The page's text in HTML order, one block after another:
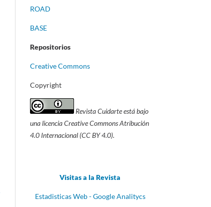
ROAD
BASE
Repositorios
Creative Commons
Copyright
Revista Cuidarte está bajo
una licencia Creative Commons Atribución
4.0 Internacional (CC BY 4.0).
Visitas a la Revista
Estadisticas Web - Google Analitycs